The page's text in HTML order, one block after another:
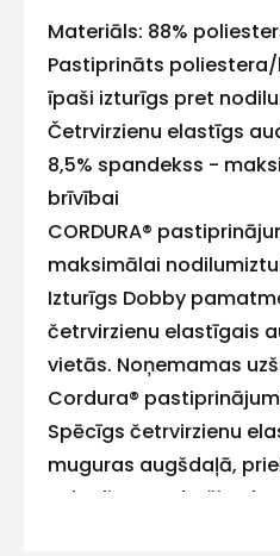
Materiāls: 88%
Pastiprināts
īpaši izturīgs pret
Četrvirzienu elastīgs
8,5% spandekss -
brīvībai
CORDURA®
maksimālai
Izturīgs Dobby
četrvirzienu elastīgais
vietās. Noņemamas
Cordura®
Spēcīgs četrvirzienu
muguras augšdaļā,
ceļgaliem nodrošina